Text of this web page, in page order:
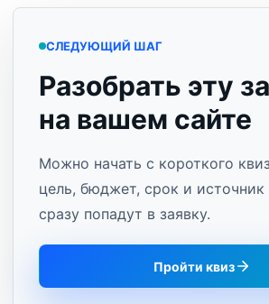
СЛЕДУЮЩИЙ ШАГ
Разобрать эту
на вашем сайте
Можно начать с короткого
цель, бюджет, срок и источник
сразу попадут в заявку.
Пройти квиз